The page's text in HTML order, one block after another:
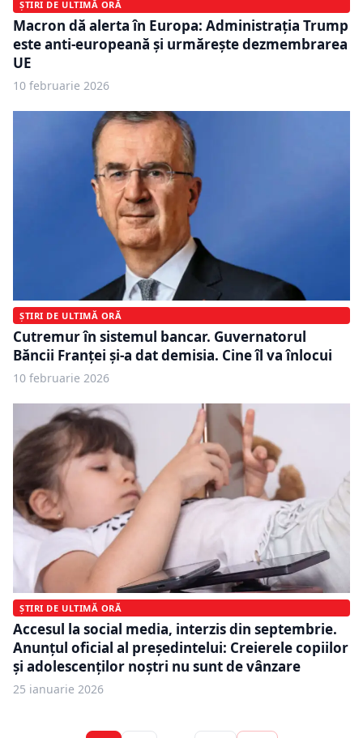
ȘTIRI DE ULTIMĂ ORĂ
Macron dă alerta în Europa: Administrația Trump
este anti-europeană și urmărește dezmembrarea
UE
10 februarie 2026
ȘTIRI DE ULTIMĂ ORĂ
Cutremur în sistemul bancar. Guvernatorul
Băncii Franţei și-a dat demisia. Cine îl va înlocui
10 februarie 2026
ȘTIRI DE ULTIMĂ ORĂ
Accesul la social media, interzis din septembrie.
Anunțul oficial al președintelui: Creierele copiilor
și adolescenților noștri nu sunt de vânzare
25 ianuarie 2026